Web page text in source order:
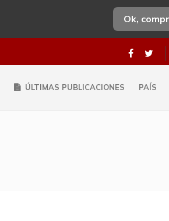
Ok,
ÚLTIMAS PUBLICACIONES PAÍS